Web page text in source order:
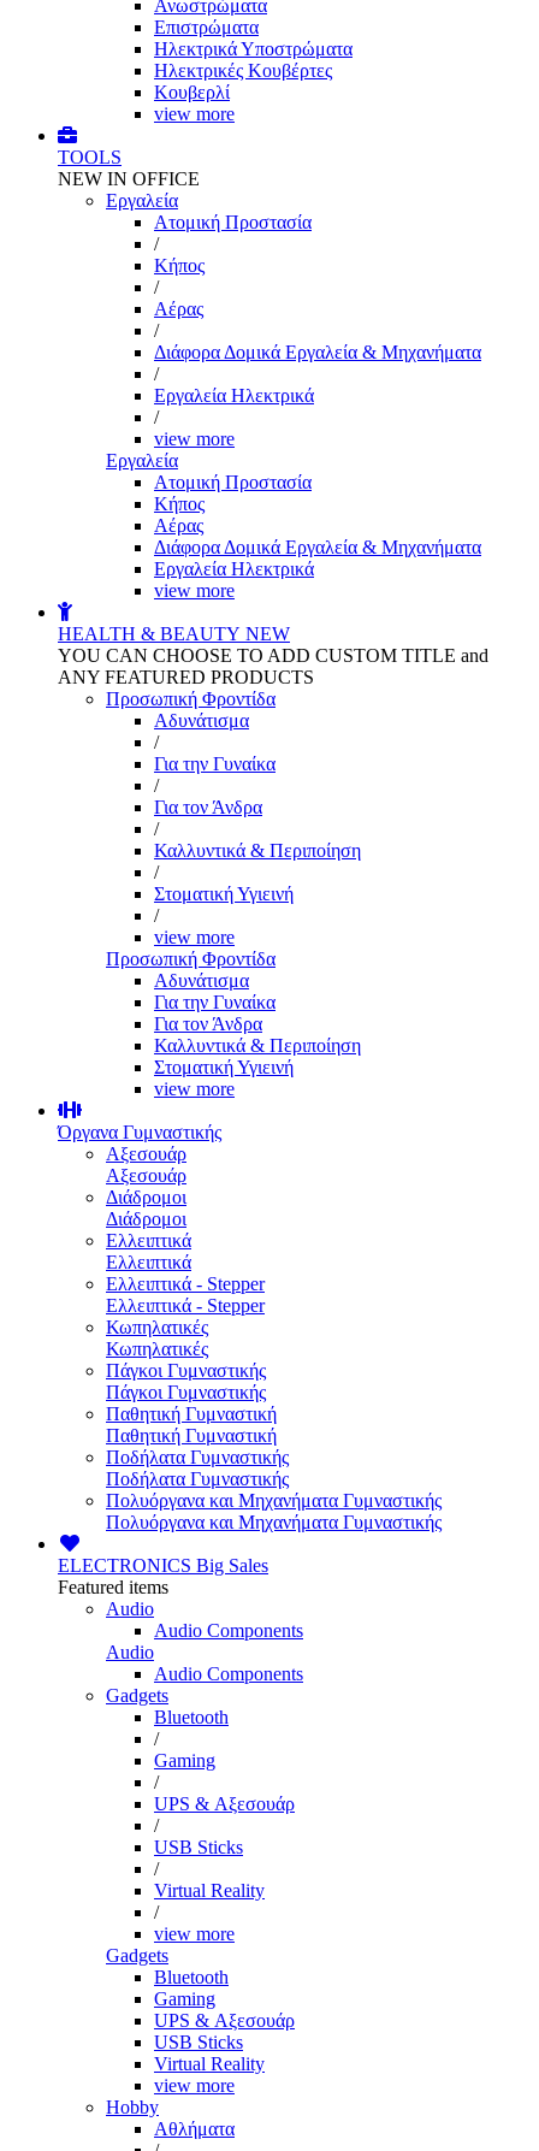
Ανωστρώματα
Επιστρώματα
Ηλεκτρικά Υποστρώματα
Ηλεκτρικές Κουβέρτες
Κουβερλί
view more
TOOLS
NEW IN OFFICE
Εργαλεία
Aτομική Προστασία
/
Kήπος
/
Αέρας
/
Διάφορα Δομικά Εργαλεία & Μηχανήματα
/
Εργαλεία Ηλεκτρικά
/
view more
Εργαλεία
Aτομική Προστασία
Kήπος
Αέρας
Διάφορα Δομικά Εργαλεία & Μηχανήματα
Εργαλεία Ηλεκτρικά
view more
HEALTH & BEAUTY NEW
YOU CAN CHOOSE TO ADD CUSTOM TITLE and
ANY FEATURED PRODUCTS
Προσωπική Φροντίδα
Αδυνάτισμα
/
Για την Γυναίκα
/
Για τον Άνδρα
/
Καλλυντικά & Περιποίηση
/
Στοματική Υγιεινή
/
view more
Προσωπική Φροντίδα
Αδυνάτισμα
Για την Γυναίκα
Για τον Άνδρα
Καλλυντικά & Περιποίηση
Στοματική Υγιεινή
view more
Όργανα Γυμναστικής
Αξεσουάρ
Αξεσουάρ
Διάδρομοι
Διάδρομοι
Ελλειπτικά
Ελλειπτικά
Ελλειπτικά - Stepper
Ελλειπτικά - Stepper
Κωπηλατικές
Κωπηλατικές
Πάγκοι Γυμναστικής
Πάγκοι Γυμναστικής
Παθητική Γυμναστική
Παθητική Γυμναστική
Ποδήλατα Γυμναστικής
Ποδήλατα Γυμναστικής
Πολυόργανα και Μηχανήματα Γυμναστικής
Πολυόργανα και Μηχανήματα Γυμναστικής
ELECTRONICS Big Sales
Featured items
Audio
Audio Components
Audio
Audio Components
Gadgets
Bluetooth
/
Gaming
/
UPS & Αξεσουάρ
/
USB Sticks
/
Virtual Reality
/
view more
Gadgets
Bluetooth
Gaming
UPS & Αξεσουάρ
USB Sticks
Virtual Reality
view more
Hobby
Αθλήματα